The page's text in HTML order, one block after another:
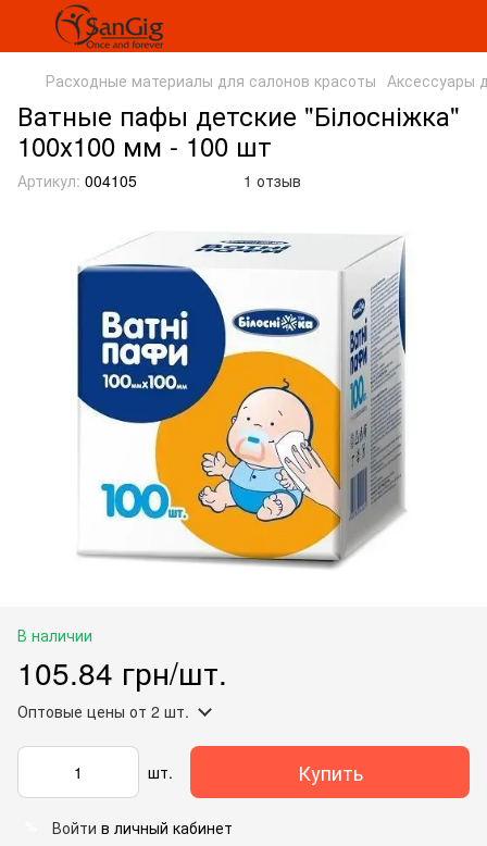
Расходные материалы для салонов красоты Аксессуары
Ватные пафы детские "Білосніжка"
100х100 мм - 100 шт
Артикул: 004105 1 отзыв
В наличии
105.84 грн/шт.
Оптовые цены от 2 шт.
шт. Купить
Войти в личный кабинет